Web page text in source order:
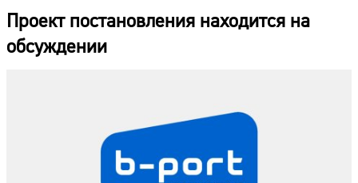
Проект постановления находится на
обсуждении
Курсы валют